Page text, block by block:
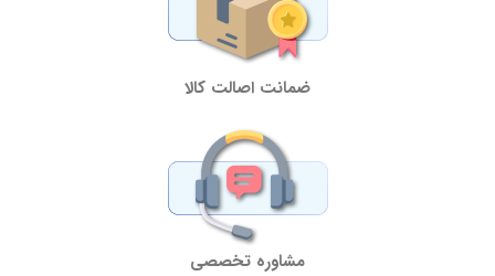
ضمانت اصالت کالا
مشاوره تخصصی